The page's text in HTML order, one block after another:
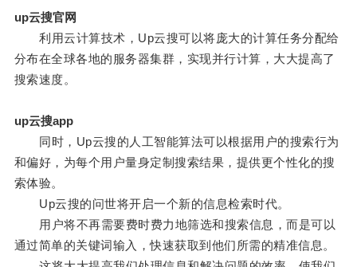
up云搜官网
利用云计算技术，Up云搜可以将庞大的计算任务分配给
分布在全球各地的服务器集群，实现并行计算，大大提高了
搜索速度。
up云搜app
同时，Up云搜的人工智能算法可以根据用户的搜索行为
和偏好，为每个用户量身定制搜索结果，提供更个性化的搜
索体验。
Up云搜的问世将开启一个新的信息检索时代。
用户将不再需要费时费力地筛选和搜索信息，而是可以
通过简单的关键词输入，快速获取到他们所需的精准信息。